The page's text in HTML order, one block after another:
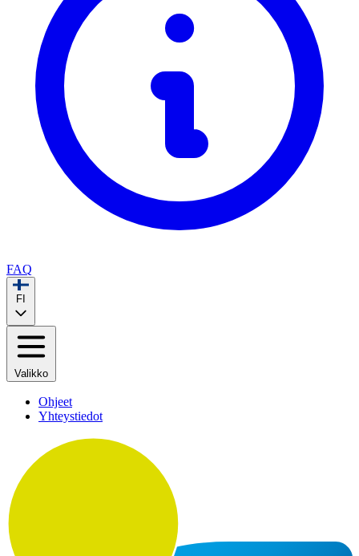
FAQ
FI
Valikko
Ohjeet
Yhteystiedot